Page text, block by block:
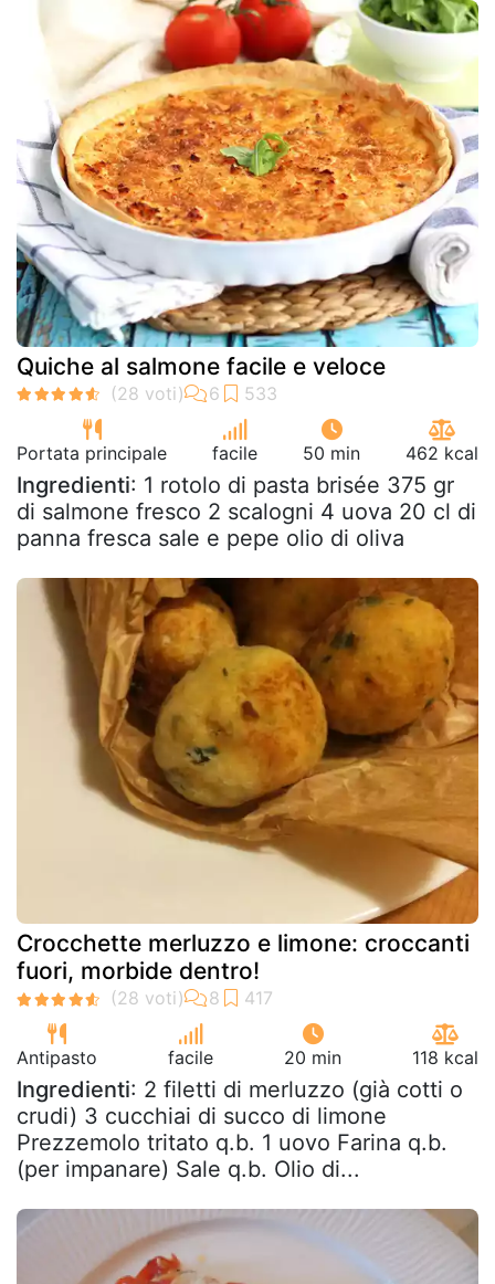
Quiche al salmone facile e veloce
Portata principale facile 50 min 462 kcal
Ingredienti: 1 rotolo di pasta brisée 375 gr
di salmone fresco 2 scalogni 4 uova 20 cl di
panna fresca sale e pepe olio di oliva
Crocchette merluzzo e limone: croccanti
fuori, morbide dentro!
Antipasto facile 20 min 118 kcal
Ingredienti: 2 filetti di merluzzo (già cotti o
crudi) 3 cucchiai di succo di limone
Prezzemolo tritato q.b. 1 uovo Farina q.b.
(per impanare) Sale q.b. Olio di...